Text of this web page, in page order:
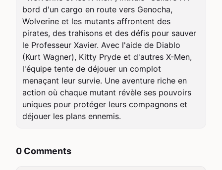
bord d'un cargo en route vers Genocha,
Wolverine et les mutants affrontent des
pirates, des trahisons et des défis pour sauver
le Professeur Xavier. Avec l'aide de Diablo
(Kurt Wagner), Kitty Pryde et d'autres X-Men,
l'équipe tente de déjouer un complot
menaçant leur survie. Une aventure riche en
action où chaque mutant révèle ses pouvoirs
uniques pour protéger leurs compagnons et
déjouer les plans ennemis.
0 Comments